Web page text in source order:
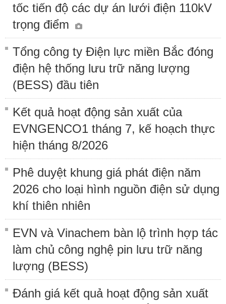
tốc tiến độ các dự án lưới điện 110kV
trọng điểm
Tổng công ty Điện lực miền Bắc đóng
điện hệ thống lưu trữ năng lượng
(BESS) đầu tiên
Kết quả hoạt động sản xuất của
EVNGENCO1 tháng 7, kế hoạch thực
hiện tháng 8/2026
Phê duyệt khung giá phát điện năm
2026 cho loại hình nguồn điện sử dụng
khí thiên nhiên
EVN và Vinachem bàn lộ trình hợp tác
làm chủ công nghệ pin lưu trữ năng
lượng (BESS)
Đánh giá kết quả hoạt động sản xuất